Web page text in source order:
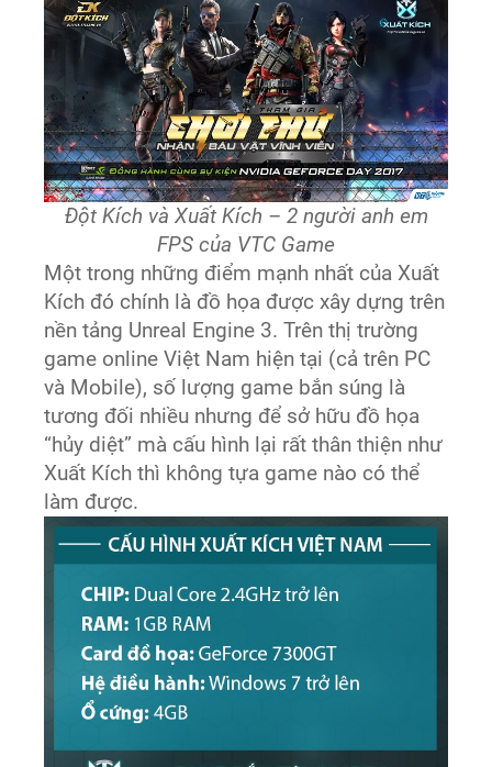
Đột Kích và Xuất Kích – 2 người anh em
FPS của VTC Game
Một trong những điểm mạnh nhất của Xuất
Kích đó chính là đồ họa được xây dựng trên
nền tảng Unreal Engine 3. Trên thị trường
game online Việt Nam hiện tại (cả trên PC
và Mobile), số lượng game bắn súng là
tương đối nhiều nhưng để sở hữu đồ họa
“hủy diệt” mà cấu hình lại rất thân thiện như
Xuất Kích thì không tựa game nào có thể
làm được.